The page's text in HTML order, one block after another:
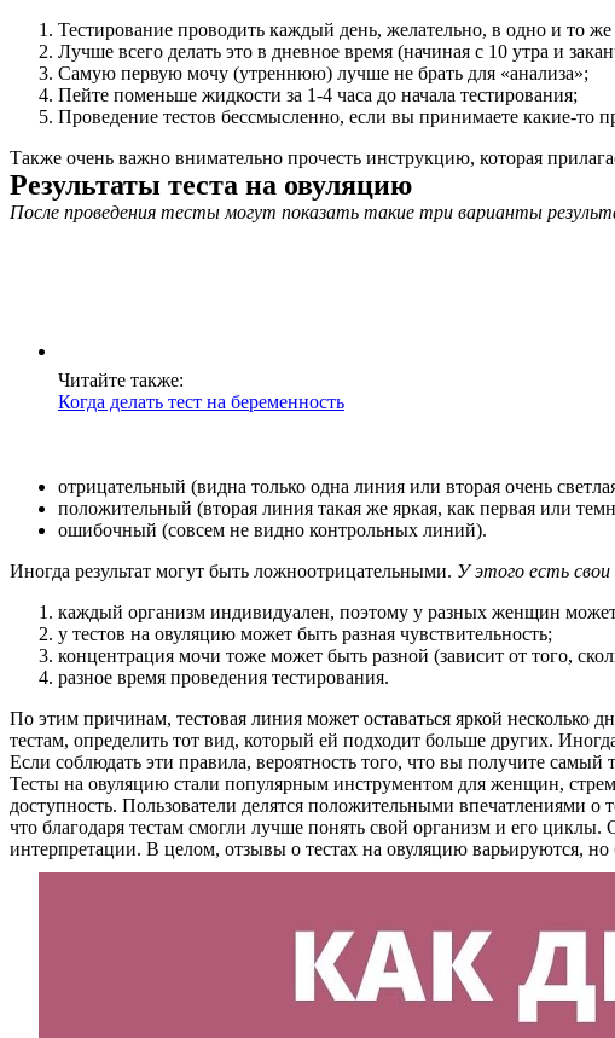
Тестирование проводить каждый день, желательно, в одно и то же
Лучше всего делать это в дневное время (начиная с 10 утра и
Самую первую мочу (утреннюю) лучше не брать для «анализа»;
Пейте поменьше жидкости за 1-4 часа до начала тестирования;
Проведение тестов бессмысленно, если вы принимаете какие-то
Также очень важно внимательно прочесть инструкцию, которая
Результаты теста на овуляцию
После проведения тесты могут показать такие три варианты
Читайте также:
Когда делать тест на беременность
отрицательный (видна только одна линия или вторая очень
положительный (вторая линия такая же яркая, как первая или
ошибочный (совсем не видно контрольных линий).
Иногда результат могут быть ложноотрицательными. У этого есть
каждый организм индивидуален, поэтому у разных женщин может
у тестов на овуляцию может быть разная чувствительность;
концентрация мочи тоже может быть разной (зависит от того,
разное время проведения тестирования.
По этим причинам, тестовая линия может оставаться яркой
тестам, определить тот вид, который ей подходит больше других.
Если соблюдать эти правила, вероятность того, что вы получите самый
Тесты на овуляцию стали популярным инструментом для женщин,
доступность. Пользователи делятся положительными впечатлениями
что благодаря тестам смогли лучше понять свой организм и его
интерпретации. В целом, отзывы о тестах на овуляцию варьируются,